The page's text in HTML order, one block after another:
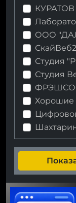
КУРАТОВ
ООО
Студия
Студия
Хорошие